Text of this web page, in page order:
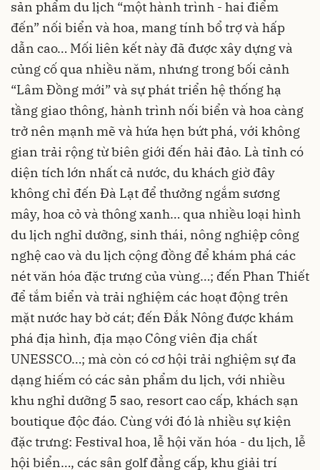
sản phẩm du lịch “một hành trình - hai điểm
đến” nối biển và hoa, mang tính bổ trợ và hấp
dẫn cao… Mối liên kết này đã được xây dựng và
củng cố qua nhiều năm, nhưng trong bối cảnh
“Lâm Đồng mới” và sự phát triển hệ thống hạ
tầng giao thông, hành trình nối biển và hoa càng
trở nên mạnh mẽ và hứa hẹn bứt phá, với không
gian trải rộng từ biên giới đến hải đảo. Là tỉnh có
diện tích lớn nhất cả nước, du khách giờ đây
không chỉ đến Đà Lạt để thưởng ngắm sương
mây, hoa cỏ và thông xanh… qua nhiều loại hình
du lịch nghỉ dưỡng, sinh thái, nông nghiệp công
nghệ cao và du lịch cộng đồng để khám phá các
nét văn hóa đặc trưng của vùng…; đến Phan Thiết
để tắm biển và trải nghiệm các hoạt động trên
mặt nước hay bờ cát; đến Đắk Nông được khám
phá địa hình, địa mạo Công viên địa chất
UNESSCO…; mà còn có cơ hội trải nghiệm sự đa
dạng hiếm có các sản phẩm du lịch, với nhiều
khu nghỉ dưỡng 5 sao, resort cao cấp, khách sạn
boutique độc đáo. Cùng với đó là nhiều sự kiện
đặc trưng: Festival hoa, lễ hội văn hóa - du lịch, lễ
hội biển…, các sân golf đẳng cấp, khu giải trí